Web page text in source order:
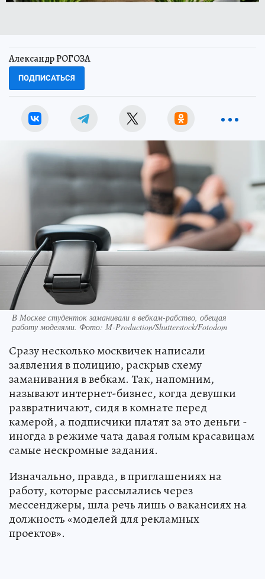
Александр РОГОЗА
ПОДПИСАТЬСЯ
В Москве студенток заманивали в вебкам-рабство, обещая
работу моделями. Фото: M-Production/Shutterstock/Fotodom
Сразу несколько москвичек написали
заявления в полицию, раскрыв схему
заманивания в вебкам. Так, напомним,
называют интернет-бизнес, когда девушки
развратничают, сидя в комнате перед
камерой, а подписчики платят за это деньги -
иногда в режиме чата давая голым красавицам
самые нескромные задания.
Изначально, правда, в приглашениях на
работу, которые рассылались через
мессенджеры, шла речь лишь о вакансиях на
должность «моделей для рекламных
проектов».